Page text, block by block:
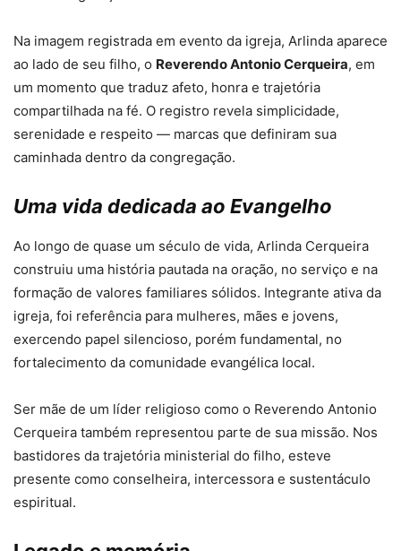
Na imagem registrada em evento da igreja, Arlinda aparece
ao lado de seu filho, o Reverendo Antonio Cerqueira, em
um momento que traduz afeto, honra e trajetória
compartilhada na fé. O registro revela simplicidade,
serenidade e respeito — marcas que definiram sua
caminhada dentro da congregação.
Uma vida dedicada ao Evangelho
Ao longo de quase um século de vida, Arlinda Cerqueira
construiu uma história pautada na oração, no serviço e na
formação de valores familiares sólidos. Integrante ativa da
igreja, foi referência para mulheres, mães e jovens,
exercendo papel silencioso, porém fundamental, no
fortalecimento da comunidade evangélica local.
Ser mãe de um líder religioso como o Reverendo Antonio
Cerqueira também representou parte de sua missão. Nos
bastidores da trajetória ministerial do filho, esteve
presente como conselheira, intercessora e sustentáculo
espiritual.